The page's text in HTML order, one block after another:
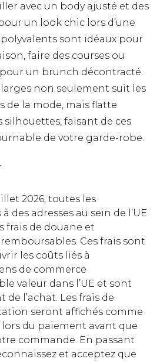
avec un body ajusté et des
un look chic lors d’une
sont idéaux pour
faire des courses ou
un brunch décontracté.
non seulement suit les
de la mode, mais flatte
silhouettes, faisant de ces
de votre garde-robe.
2026, toutes les
des adresses au sein de l’UE
frais de douane et
Ces frais sont
les coûts liés à
de commerce
valeur dans l’UE et sont
l’achat. Les frais de
seront affichés comme
du paiement avant que
commande. En passant
et acceptez que